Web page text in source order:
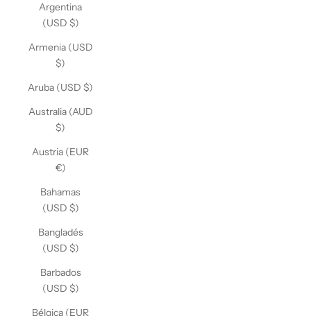
Argentina
(USD $)
Armenia (USD
$)
Aruba (USD $)
Australia (AUD
$)
Austria (EUR
€)
Bahamas
(USD $)
Bangladés
(USD $)
Barbados
(USD $)
Bélgica (EUR